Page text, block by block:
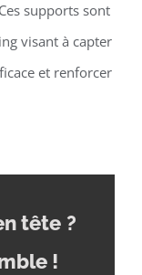
supports sont
visant à capter
et renforcer
tête ?
!